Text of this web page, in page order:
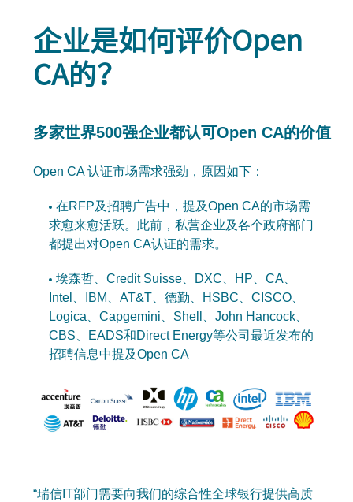
企业是如何评价Open
CA的？
多家世界500强企业都认可Open CA的价值
Open CA 认证市场需求强劲，原因如下：
在RFP及招聘广告中，提及Open CA的市场需
求愈来愈活跃。此前，私营企业及各个政府部门
都提出对Open CA认证的需求。
埃森哲、Credit Suisse、DXC、HP、CA、
Intel、IBM、AT&T、德勤、HSBC、CISCO、
Logica、Capgemini、Shell、John Hancock、
CBS、EADS和Direct Energy等公司最近发布的
招聘信息中提及Open CA
“瑞信IT部门需要向我们的综合性全球银行提供高质